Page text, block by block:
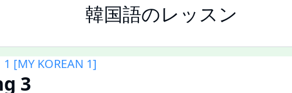
韓国語のレッスン
[MY KOREAN 1]
3